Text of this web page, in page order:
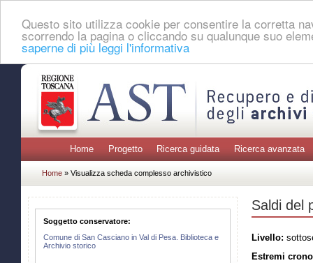
Questo sito utilizza cookie per consentire la corretta
scorrendo la pagina o cliccando su qualunque suo
saperne di più leggi l'informativa
Home Progetto Ricerca guidata Ricerca avanzata
Home » Visualizza scheda complesso archivistico
Soggetto conservatore:
Comune di San Casciano in Val di Pesa. Biblioteca e
Archivio storico
Saldi del
Livello:
Estremi